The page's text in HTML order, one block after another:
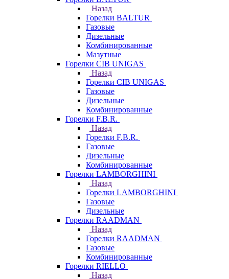
Назад
Горелки BALTUR
Газовые
Дизельные
Комбинированные
Мазутные
Горелки CIB UNIGAS
Назад
Горелки CIB UNIGAS
Газовые
Дизельные
Комбинированные
Горелки F.B.R.
Назад
Горелки F.B.R.
Газовые
Дизельные
Комбинированные
Горелки LAMBORGHINI
Назад
Горелки LAMBORGHINI
Газовые
Дизельные
Горелки RAADMAN
Назад
Горелки RAADMAN
Газовые
Комбинированные
Горелки RIELLO
Назад